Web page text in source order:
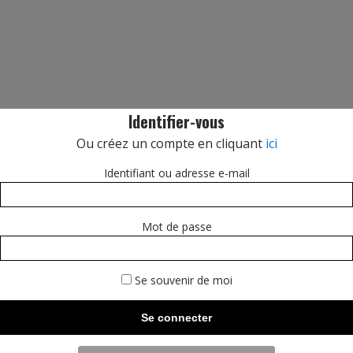
Identifier-vous
Ou créez un compte en cliquant ici
Identifiant ou adresse e-mail
Mot de passe
Se souvenir de moi